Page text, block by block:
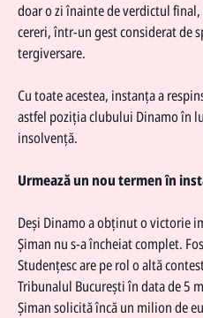
doar o zi înainte de verdictul
cereri, într-un gest considerat de
tergiversare.
Cu toate acestea, instanța a
astfel pozițiaclubului Dinamoîn
insolvență.
Urmează un nou termen în
Deși Dinamoa obținut o victorie
Șiman nu s-a încheiat complet.
Studențesc are pe rol o altă
Tribunalul București în data de 5
Șiman solicită încă un milion de